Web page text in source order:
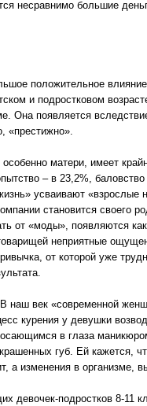
несравнимо большие
положительное
и подростковом
Она появляется
«престижно».
матери, имеет
– в 23,2%,
усваивают
становится своего
от «моды», появляются
неприятные
от которой уже
наш век «современной
курения у девушки
в глаза
губ. Ей кажется,
а изменения в организме,
девочек-подростков 8-11